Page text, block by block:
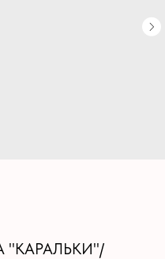
"КАРАЛЬКИ"/